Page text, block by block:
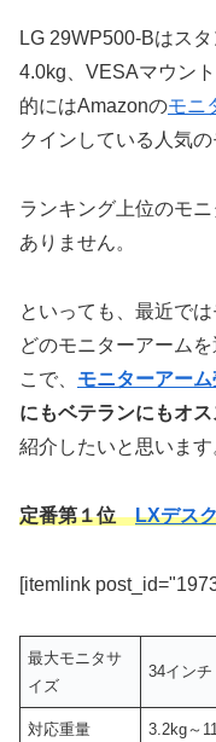
LG 29WP500-Bはス
4.0kg、VESAマウン
的にはAmazonのモニ
クインしている人気
ランキング上位のモ
ありません。
といっても、最近で
どのモニターアーム
こで、 モニターアー
にもベテランにもオ
紹介したいと思います
定番第１位LXデス
[itemlink
最大モニタサ
イズ
34インチ
対応重量 3.2kg～